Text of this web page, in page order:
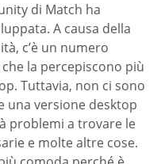
di Match ha
A causa della
c’è un numero
la percepiscono più
Tuttavia, non ci sono
una versione desktop
problemi a trovare le
e molte altre cose.